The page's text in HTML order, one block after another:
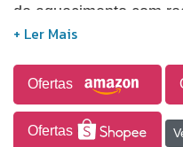
de aquecimento com
de superaquecimento,
que o esperado.
máquina vem com
prensa de camisas
Ofertas
Ofertas